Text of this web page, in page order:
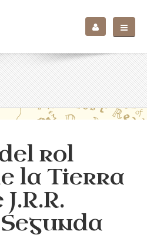
rol
la Tierra